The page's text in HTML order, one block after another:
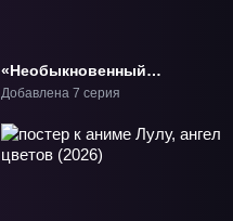
«Необыкновенный
неудачник: Дневник
колдуна S-ранга» ТВ-1
Добавлена 7 серия